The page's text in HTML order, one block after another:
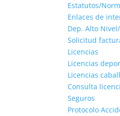
Estatutos/
Enlaces de
Dep. Alto
Solicitud
Licencias
Licencias
Licencias
Consulta
Seguros
Protocolo